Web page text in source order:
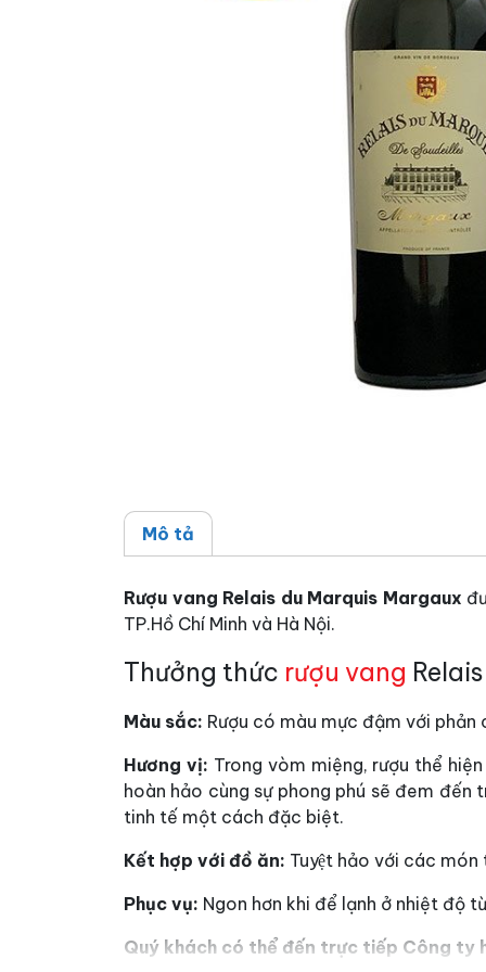
Mô tả
Rượu vang Relais du Marquis Margaux
TP.Hồ Chí Minh và Hà Nội.
Thưởng thức rượu vang
Màu sắc: Rượu có màu mực đậm với phản
Hương vị: Trong vòm miệng, rượu thể
hoàn hảo cùng sự phong phú sẽ đem
tinh tế một cách đặc biệt.
Kết hợp với đồ ăn: Tuyệt hảo với các
Phục vụ: Ngon hơn khi để lạnh ở nhiệt độ
Quý khách có thể đến trực tiếp Công ty